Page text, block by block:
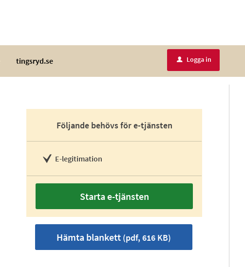
tingsryd.se u Logga in
Följande behövs för e-tjänsten
E-legitimation
Starta e-tjänsten
Hämta blankett (pdf, 616 KB)